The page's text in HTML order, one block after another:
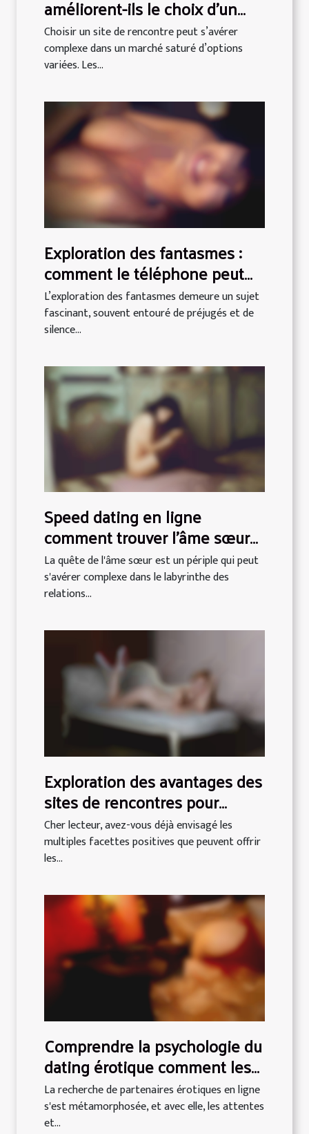
améliorent-ils le choix d'un
site de rencontre ?
Choisir un site de rencontre peut s’avérer
complexe dans un marché saturé d’options
variées. Les...
Exploration des fantasmes :
comment le téléphone peut
briser les tabous ?
L’exploration des fantasmes demeure un sujet
fascinant, souvent entouré de préjugés et de
silence...
Speed dating en ligne
comment trouver l'âme sœur
en 7 minutes
La quête de l'âme sœur est un périple qui peut
s'avérer complexe dans le labyrinthe des
relations...
Exploration des avantages des
sites de rencontres pour
femmes aux formes
généreuses
Cher lecteur, avez-vous déjà envisagé les
multiples facettes positives que peuvent offrir
les...
Comprendre la psychologie du
dating érotique comment les
attentes évoluent en ligne
La recherche de partenaires érotiques en ligne
s'est métamorphosée, et avec elle, les attentes
et...